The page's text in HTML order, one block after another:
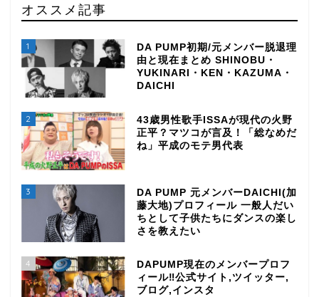
オススメ記事
1
DA PUMP初期/元メンバー脱退理
由と現在まとめ SHINOBU・
YUKINARI・KEN・KAZUMA・
DAICHI
2
43歳男性歌手ISSAが現代の火野
正平？マツコが言及！「総なめだ
ね」平成のモテ男代表
3
DA PUMP 元メンバーDAICHI(加
藤大地)プロフィール 一般人だい
ちとして子供たちにダンスの楽し
さを教えたい
4
DAPUMP現在のメンバープロフ
ィール‼公式サイト,ツイッター,
ブログ,インスタ